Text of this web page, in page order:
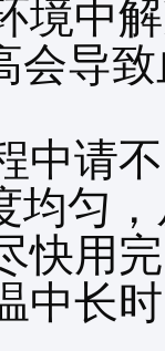
境中
会导
中请
均匀
快用
中长